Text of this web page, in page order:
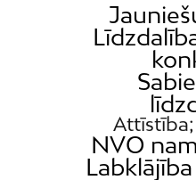
NVO
Labklājība